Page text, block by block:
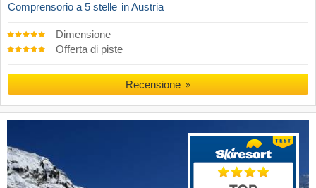
Comprensorio a 5 stelle in Austria
Dimensione
Offerta di piste
Recensione